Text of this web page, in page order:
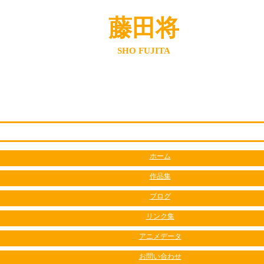
藤田将
SHO FUJITA
ホーム
作品集
ブログ
リンク集
アニメデータ
お問い合わせ